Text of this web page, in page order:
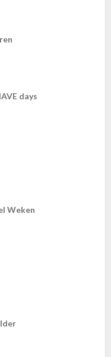
days
Weken